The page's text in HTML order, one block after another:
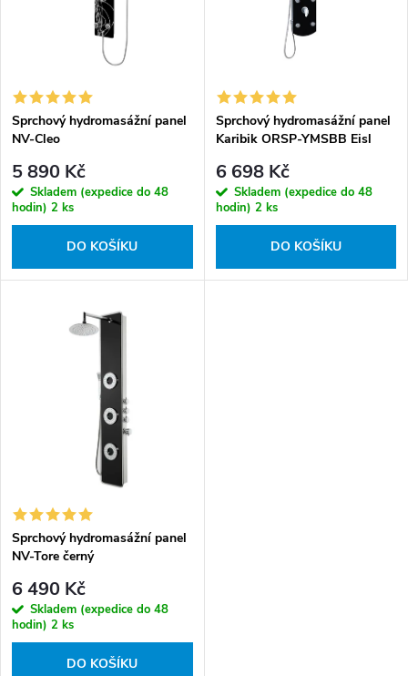
u
k
t
ů
d
u
k
t
ů
Sprchový hydromasážní panel
NV-Cleo
5 890 Kč
Skladem (expedice do 48
hodin) 2 ks
DO KOŠÍKU
Sprchový hydromasážní panel
Karibik ORSP-YMSBB Eisl
6 698 Kč
Skladem (expedice do 48
hodin) 2 ks
DO KOŠÍKU
Sprchový hydromasážní panel
NV-Tore černý
6 490 Kč
Skladem (expedice do 48
hodin) 2 ks
DO KOŠÍKU